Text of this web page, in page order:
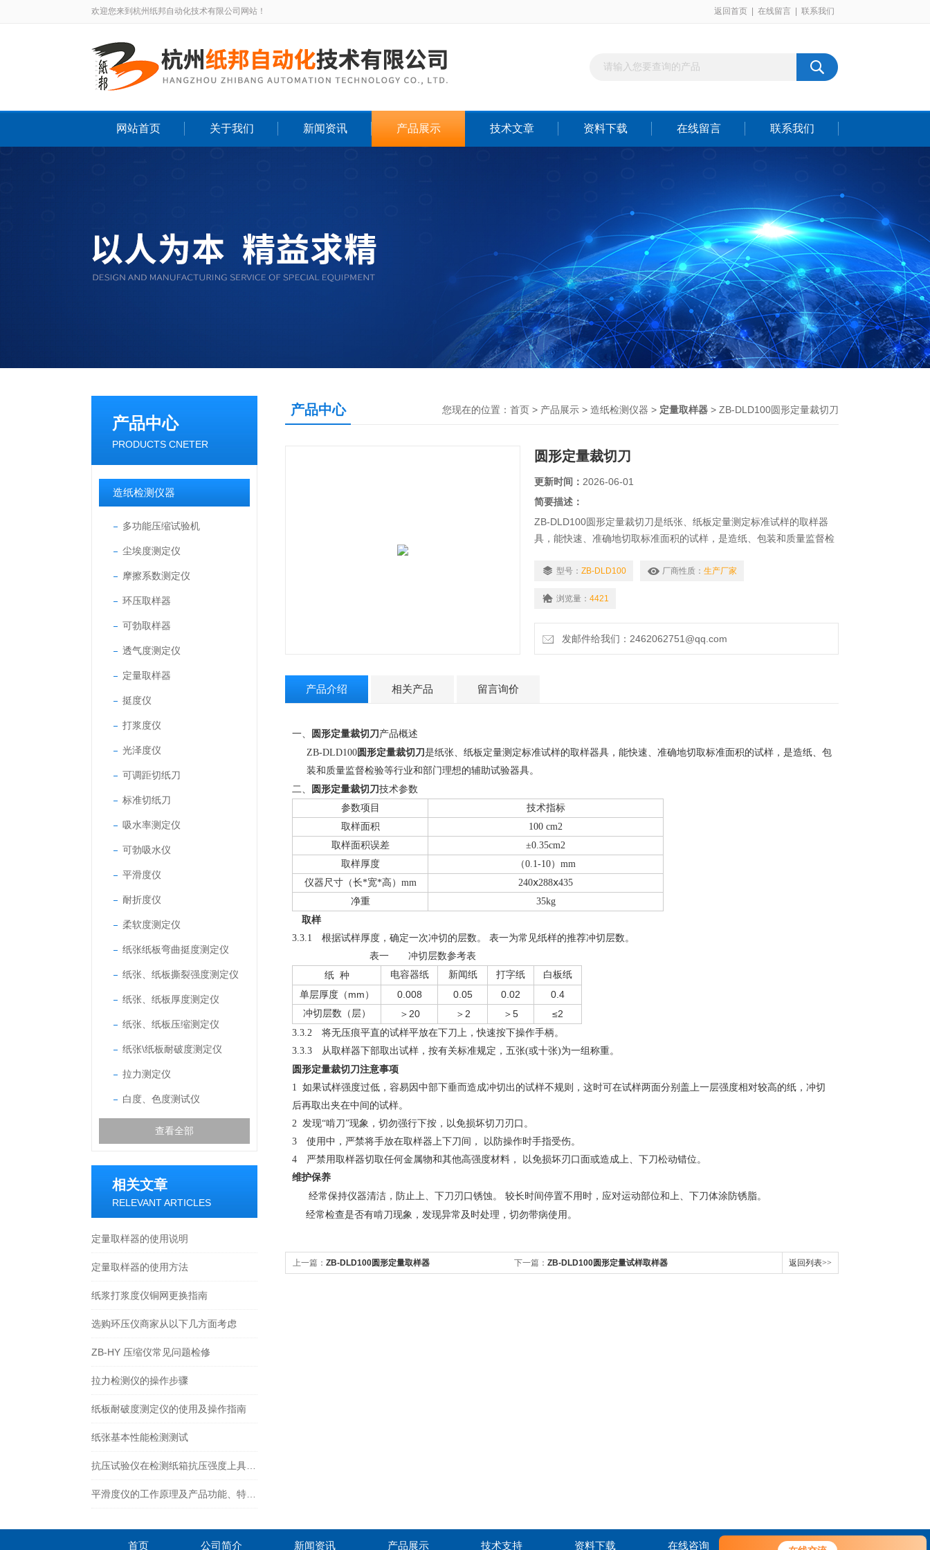
欢迎您来到杭州纸邦自动化技术有限公司网站！ 返回首页 在线留言 联系我们
网站首页 关于我们 新闻资讯 产品展示 技术文章 资料下载 在线留言 联系我们
产品中心
PRODUCTS CNETER
造纸检测仪器
多功能压缩试验机
尘埃度测定仪
摩擦系数测定仪
环压取样器
可勃取样器
透气度测定仪
定量取样器
挺度仪
打浆度仪
光泽度仪
可调距切纸刀
标准切纸刀
吸水率测定仪
可勃吸水仪
平滑度仪
耐折度仪
柔软度测定仪
纸张纸板弯曲挺度测定仪
纸张、纸板撕裂强度测定仪
纸张、纸板厚度测定仪
纸张、纸板压缩测定仪
纸张\纸板耐破度测定仪
拉力测定仪
白度、色度测试仪
查看全部
相关文章
RELEVANT ARTICLES
定量取样器的使用说明
定量取样器的使用方法
纸浆打浆度仪铜网更换指南
选购环压仪商家从以下几方面考虑
ZB-HY 压缩仪常见问题检修
拉力检测仪的操作步骤
纸板耐破度测定仪的使用及操作指南
纸张基本性能检测测试
产品中心 您现在的位置： 首页 > 产品展示 > 造纸检测仪器 > 定量取样器 > ZB-DLD100圆形定量裁切刀
圆形定量裁切刀
更新时间： 2026-06-01
简要描述：
ZB-DLD100圆形定量裁切刀是纸张、纸板定量测定标准试样的取样器
具，能快速、准确地切取标准面积的试样，是造纸、包装和质量监督检
型号： ZB-DLD100 厂商性质： 生产厂家
浏览量： 4421
发邮件给我们：2462062751@qq.com
产品介绍 相关产品 留言询价
一、 圆形定量裁切刀产品概述
ZB-DLD100圆形定量裁切刀是纸张、纸板定量测定标准试样的取样器具，能快速、准确地切取标准面积的试样，是造纸、包
装和质量监督检验等行业和部门理想的辅助试验器具。
二、
圆形定量裁切刀技术参数
参数项目
技术指标
取样面积
100 cm2
取样面积误差
±0.35cm2
取样厚度
（0.1-10）mm
仪器尺寸（长*宽*高） mm
240ⅹ288ⅹ435
净重
35kg
取样
3.3.1 根据试样厚度，确定一次冲切的层数。 表一为常见纸样的推荐冲切层数。
表一 冲切层数参考表
纸 种 电容器纸 新闻纸 打字纸
白板纸
单层厚度（ mm ） 0.008 0.05 0.02 0.4
冲切层数（层） ＞ 20 ＞ 2 ＞ 5 ≤2
3.3.2 将无压痕平直的试样平放在下刀上，快速按下操作手柄。
3.3.3 从取样器下部取出试样，按有关标准规定，五张(或十张)为一组称重。
圆形定量裁切刀注意事项
1 如果试样强度过低，容易因中部下垂而造成冲切出的试样不规则，这时可在试样两面分别盖上一层强度相对较高的纸，冲切
后再取出夹在中间的试样。
2 发现“啃刀”现象，切勿强行下按，以免损坏切刀刃口。
3 使用中，严禁将手放在取样器上下刀间， 以防操作时手指受伤。
4 严禁用取样器切取任何金属物和其他高强度材料， 以免损坏刃口面或造成上、下刀松动错位。
维护保养
经常保持仪器清洁，防止上、下刀刃口锈蚀。 较长时间停置不用时，应对运动部位和上、下刀体涂防锈脂。
经常检查是否有啃刀现象，发现异常及时处理，切勿带病使用。
上一篇： ZB-DLD100圆形定量取样器 下一篇： ZB-DLD100圆形定量试样取样器 返回列表>>
首页 公司简介 新闻资讯 产品展示 技术支持 资料下载 在线咨询 联系我们